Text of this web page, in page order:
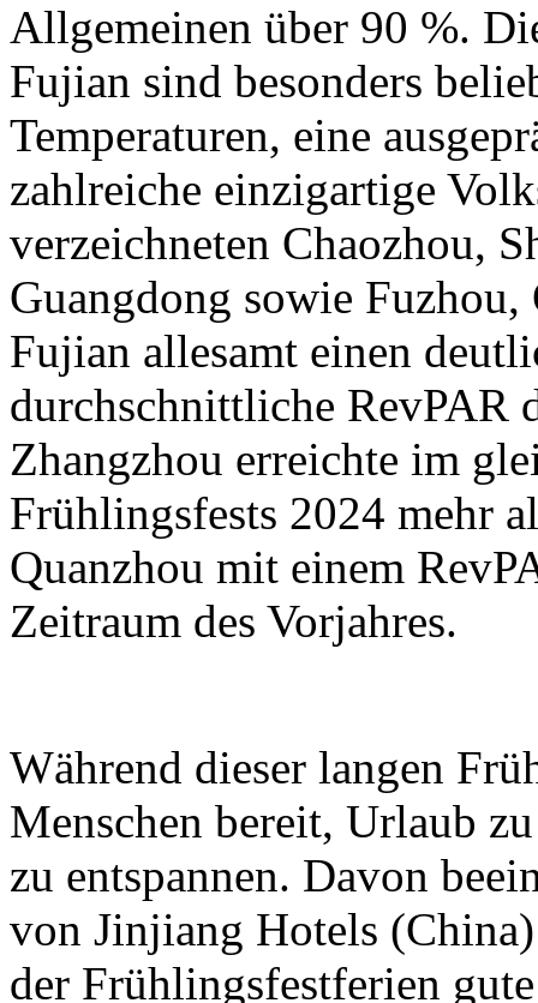
Allgemeinen über 90 %.
Fujian sind besonders
Temperaturen, eine
zahlreiche einzigartige
verzeichneten Chaozhou,
Guangdong sowie
Fujian allesamt einen
durchschnittliche RevPAR
Zhangzhou erreichte im
Frühlingsfests 2024 mehr
Quanzhou mit einem
Zeitraum des Vorjahres.
Während dieser langen
Menschen bereit, Urlaub
zu entspannen. Davon
von Jinjiang Hotels
der Frühlingsfestferien